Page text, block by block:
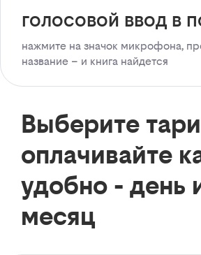
голосовой ввод в
нажмите на значок микрофона,
название – и книга найдется
Выберите
оплачивайте
удобно - день
месяц